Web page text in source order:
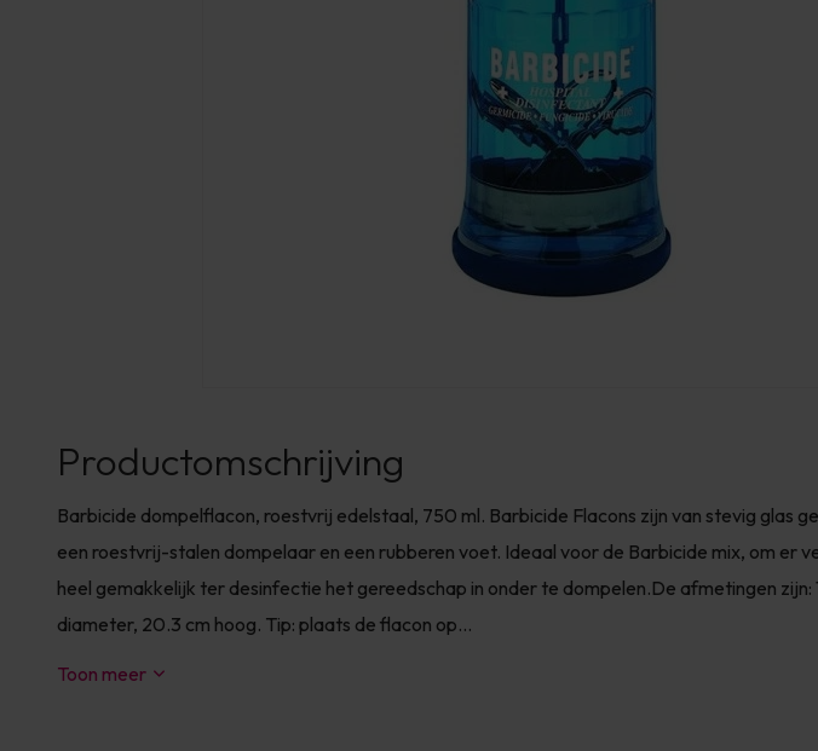
Productomschrijving
Barbicide dompelflacon, roestvrij edelstaal, 750 ml. Barbicide Flacons zijn van stevig glas
een roestvrij-stalen dompelaar en een rubberen voet. Ideaal voor de Barbicide mix, om er
heel gemakkelijk ter desinfectie het gereedschap in onder te dompelen.De afmetingen zijn:
diameter, 20.3 cm hoog. Tip: plaats de flacon op...
Toon meer